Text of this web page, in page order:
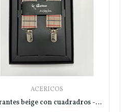
ACERICOS
Tirantes beige con cuadradros - Acericos